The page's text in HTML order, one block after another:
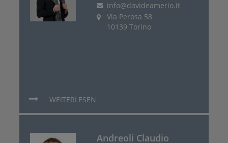
info@davideamerio.it
Via Perosa 58
10139 Torino
WEITERLESEN
Andreoli Claudio